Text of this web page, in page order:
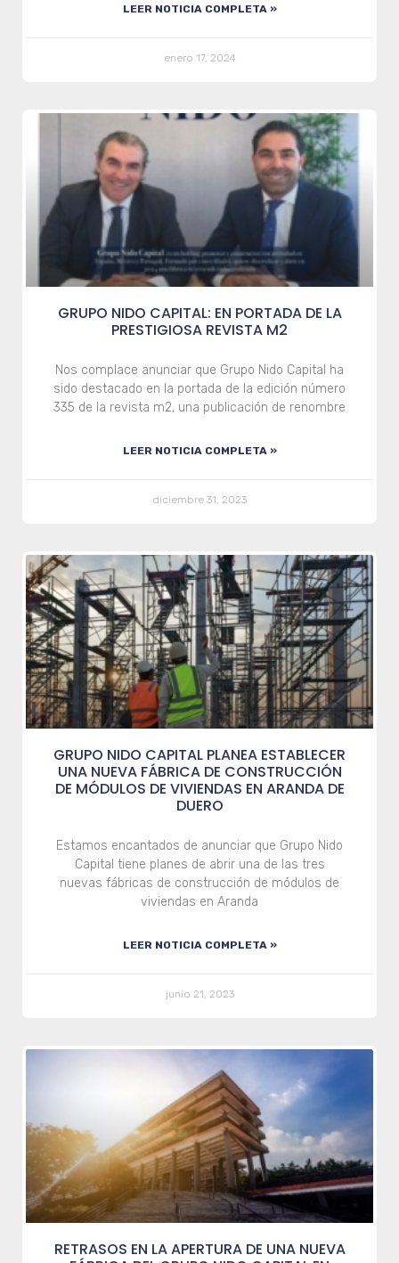
LEER NOTICIA COMPLETA »
enero 17, 2024
GRUPO NIDO CAPITAL: EN PORTADA DE LA
PRESTIGIOSA REVISTA M2
Nos complace anunciar que Grupo Nido Capital ha
sido destacado en la portada de la edición número
335 de la revista m2, una publicación de renombre
LEER NOTICIA COMPLETA »
diciembre 31, 2023
GRUPO NIDO CAPITAL PLANEA ESTABLECER
UNA NUEVA FÁBRICA DE CONSTRUCCIÓN
DE MÓDULOS DE VIVIENDAS EN ARANDA DE
DUERO
Estamos encantados de anunciar que Grupo Nido
Capital tiene planes de abrir una de las tres
nuevas fábricas de construcción de módulos de
viviendas en Aranda
LEER NOTICIA COMPLETA »
junio 21, 2023
RETRASOS EN LA APERTURA DE UNA NUEVA